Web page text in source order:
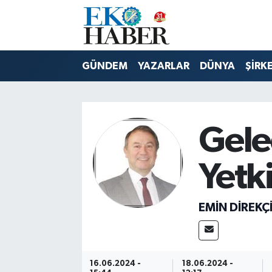
GÜNDEM YAZARLAR DÜNYA
EMIN DIREKÇI
16.06.2024 -
18.06.2024 -
Hava Durumu
Tüm Manşetler
Son Dakika Haberleri